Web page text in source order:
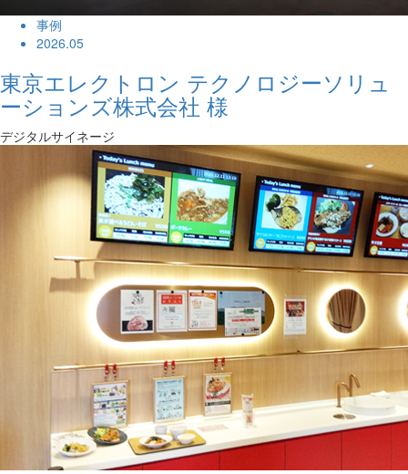
事例
2026.05
東京エレクトロン テクノロジーソリュ
ーションズ株式会社 様
デジタルサイネージ